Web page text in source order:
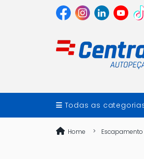
Todas as
Home Escapamento